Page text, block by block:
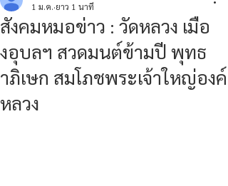
สังคมหมอข่าว : วัดหลวง เมือ
งอุบลฯ สวดมนต์ข้ามปี พุทธ
าภิเษก สมโภชพระเจ้าใหญ่องค์
หลวง
1 ม.ค. ยาว 1 นาที